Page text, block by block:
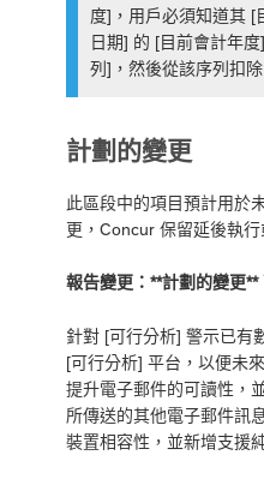
度]，用戶必須知道其 [
日期] 的 [目前會計年
列]，然後從該序列扣
計劃的變更
此區段中的項目預計用於
更，Concur 保留延後執行
報告變更：**計劃的變更
針對 [可行分析] 警示已有
[可行分析] 平台，以便未
提升電子郵件的可讀性，
所傳送的其他電子郵件訊
裝置相容性，並新增支援